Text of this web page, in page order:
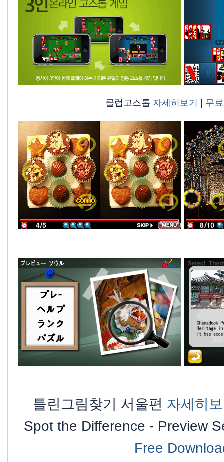
클럽고스톱 자세히보기 | 무
틀린그림찾기 서울편 자세히
Spot the Difference - Preview
Free